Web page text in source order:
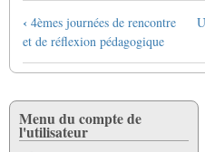
Book
traversal
links
for
Compte-
rendu
de
‹ 4èmes journées de rencontre
et de réflexion pédagogique
Menu du compte de
l'utilisateur